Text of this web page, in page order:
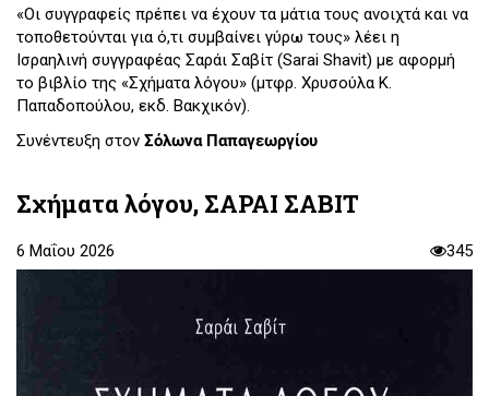
«Οι συγγραφείς πρέπει να έχουν τα μάτια τους ανοιχτά και να
τοποθετούνται για ό,τι συμβαίνει γύρω τους» λέει η
Ισραηλινή συγγραφέας Σαράι Σαβίτ (Sarai Shavit) με αφορμή
το βιβλίο της «Σχήματα λόγου» (μτφρ. Χρυσούλα Κ.
Παπαδοπούλου, εκδ. Βακχικόν).
Συνέντευξη στον Σόλωνα Παπαγεωργίου
Σχήματα λόγου, ΣΑΡΑΙ ΣΑΒΙΤ
6 Μαΐου 2026 345